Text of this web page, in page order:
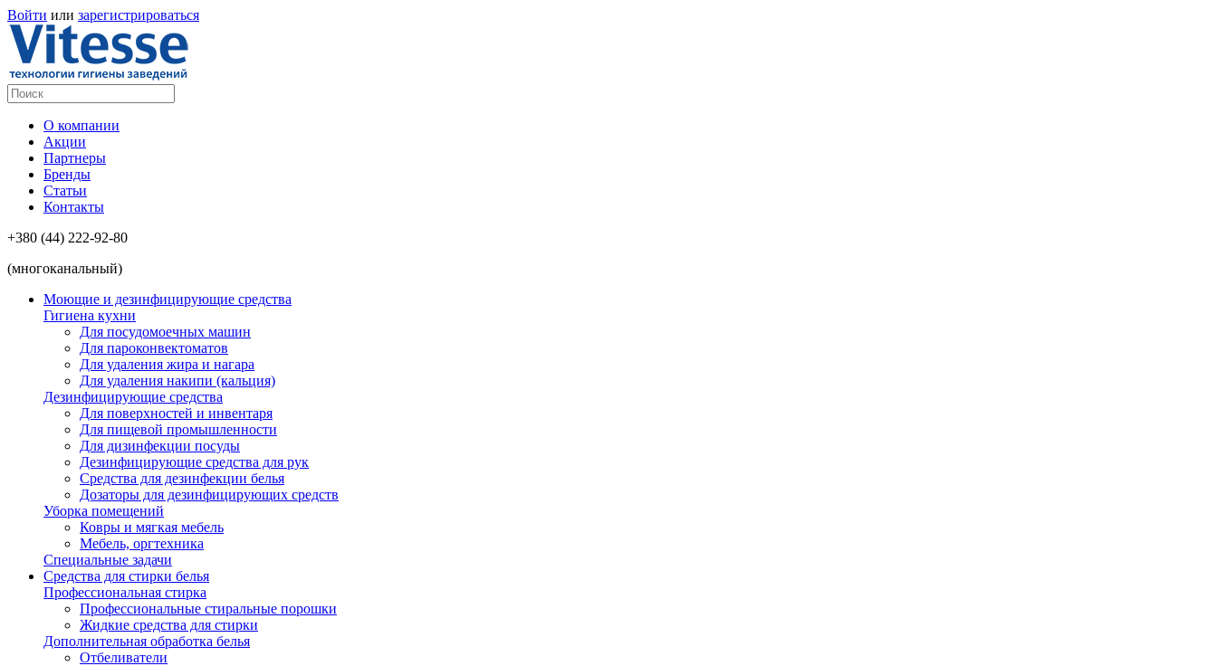
Войти или зарегистрироваться
О компании
Акции
Партнеры
Бренды
Статьи
Контакты
+380 (44) 222-92-80
(многоканальный)
Моющие и дезинфицирующие средства
Гигиена кухни
Для посудомоечных машин
Для пароконвектоматов
Для удаления жира и нагара
Для удаления накипи (кальция)
Дезинфицирующие средства
Для поверхностей и инвентаря
Для пищевой промышленности
Для дизинфекции посуды
Дезинфицирующие средства для рук
Cредства для дезинфекции белья
Дозаторы для дезинфицирующих средств
Уборка помещений
Ковры и мягкая мебель
Мебель, оргтехника
Специальные задачи
Средства для стирки белья
Профессиональная стирка
Профессиональные стиральные порошки
Жидкие средства для стирки
Дополнительная обработка белья
Отбеливатели